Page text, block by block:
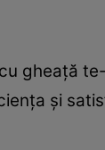
gheaţă
şi